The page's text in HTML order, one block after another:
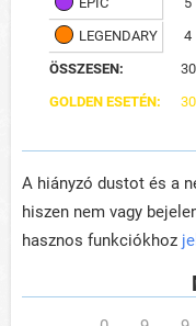
LEGENDARY
4
ÖSSZESEN:
30
GOLDEN ESETÉN:
30
A hiányzó dustot és a
hiszen nem vagy
hasznos funkciókhoz